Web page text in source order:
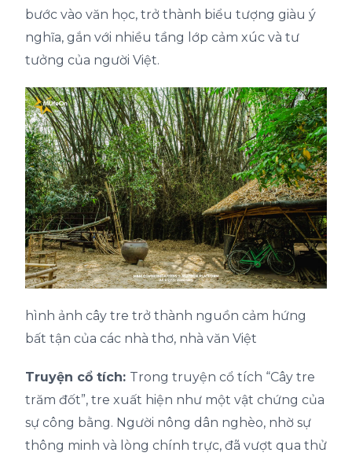
bước vào văn học, trở thành biểu tượng giàu ý
nghĩa, gắn với nhiều tầng lớp cảm xúc và tư
tưởng của người Việt.
hình ảnh cây tre trở thành nguồn cảm hứng
bất tận của các nhà thơ, nhà văn Việt
Truyện cổ tích: Trong truyện cổ tích “Cây tre
trăm đốt”, tre xuất hiện như một vật chứng của
sự công bằng. Người nông dân nghèo, nhờ sự
thông minh và lòng chính trực, đã vượt qua thử